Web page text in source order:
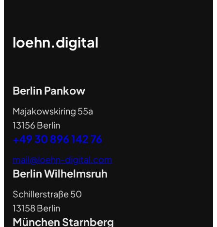
loehn.digital
Berlin Pankow
Majakowskiring 55a
13156 Berlin
+49 30 896 142 76
mail@loehn-digital.com
Berlin Wilhelmsruh
Schillerstraße 50
13158 Berlin
München Starnberg